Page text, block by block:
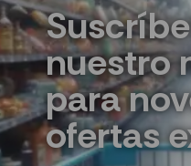
nuestro
para
ofertas